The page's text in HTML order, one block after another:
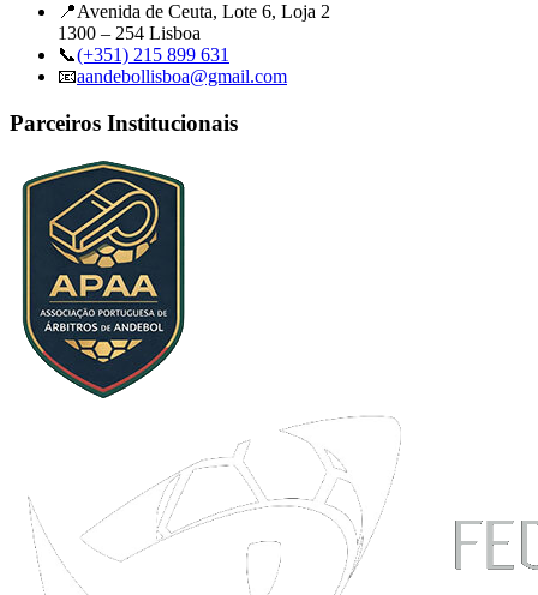
📍Avenida de Ceuta, Lote 6, Loja 2
1300 – 254 Lisboa
📞(+351) 215 899 631
📧aandebollisboa@gmail.com
Parceiros Institucionais